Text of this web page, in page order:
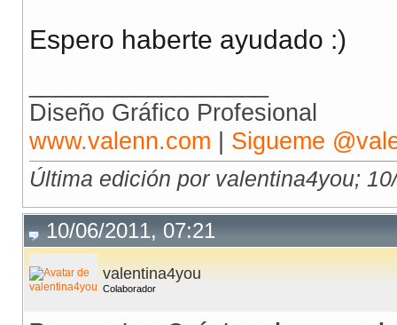
Espero haberte ayudado :)
Diseño Gráfico Profesional
www.valenn.com | Sigueme
Última edición por valentina4you;
10/06/2011, 07:21
valentina4you
Colaborador